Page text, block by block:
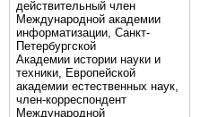
действительный член
Международной академии
информатизации, Санкт-
Петербургской
Академии истории науки и
техники, Европейской
академии естественных наук,
член-корреспондент
Международной